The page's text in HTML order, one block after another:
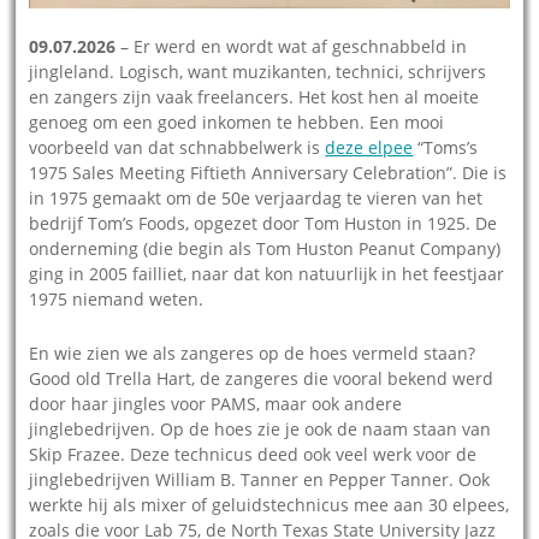
09.07.2026 – Er werd en wordt wat af geschnabbeld in
jingleland. Logisch, want muzikanten, technici, schrijvers
en zangers zijn vaak freelancers. Het kost hen al moeite
genoeg om een goed inkomen te hebben. Een mooi
voorbeeld van dat schnabbelwerk isdeze elpee “Toms’s
1975 Sales Meeting Fiftieth Anniversary Celebration”. Die is
in 1975 gemaakt om de 50e verjaardag te vieren van het
bedrijf Tom’s Foods, opgezet door Tom Huston in 1925. De
onderneming (die begin als Tom Huston Peanut Company)
ging in 2005 failliet, naar dat kon natuurlijk in het feestjaar
1975 niemand weten.
En wie zien we als zangeres op de hoes vermeld staan?
Good old Trella Hart, de zangeres die vooral bekend werd
door haar jingles voor PAMS, maar ook andere
jinglebedrijven. Op de hoes zie je ook de naam staan van
Skip Frazee. Deze technicus deed ook veel werk voor de
jinglebedrijven William B. Tanner en Pepper Tanner. Ook
werkte hij als mixer of geluidstechnicus mee aan 30 elpees,
zoals die voor Lab 75, de North Texas State University Jazz